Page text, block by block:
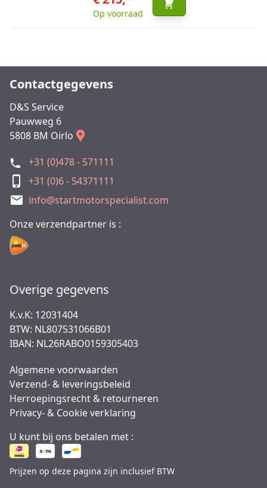
Op voorraad
Contactgegevens
D&S Service
Pauwweg 6
5808 BM Oirlo
+31 (0)478 - 571111
+31 (0)6 - 54371111
info@startmotorspecialist.com
Onze verzendpartner is :
Overige gegevens
K.v.K: 12031404
BTW: NL807531066B01
IBAN: NL26RABO0159305403
Algemene voorwaarden
Verzend- & leveringsbeleid
Herroepingsrecht & retourneren
Privacy- & Cookie verklaring
U kunt bij ons betalen met :
Prijzen op deze pagina zijn inclusief BTW